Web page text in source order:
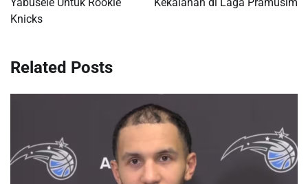
Yabusele Untuk Rookie
Knicks
Kekalahan di Laga Pramusim
Related Posts